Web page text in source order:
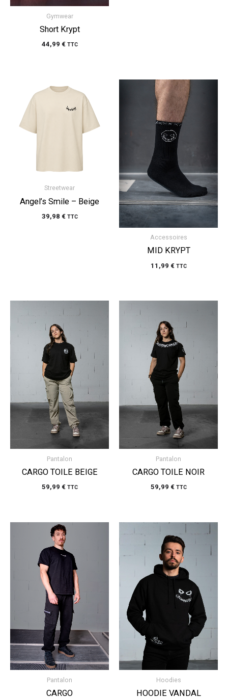
Gymwear
Short Krypt
44,99 € TTC
Streetwear
Angel’s Smile – Beige
39,98 € TTC
Accessoires
MID KRYPT
11,99 € TTC
Pantalon
CARGO TOILE BEIGE
59,99 € TTC
Pantalon
CARGO TOILE NOIR
59,99 € TTC
Pantalon
CARGO
Hoodies
HOODIE VANDAL